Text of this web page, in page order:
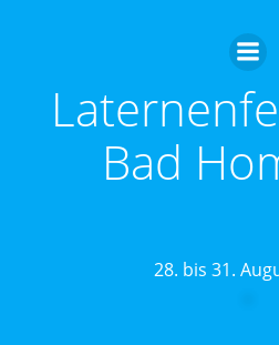
Bad
28. bis 31.